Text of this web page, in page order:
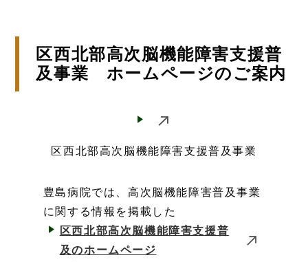
区西北部高次脳機能障害支援普
及事業 ホームページのご案内
区西北部高次脳機能障害支援普及事業
豊島病院では、高次脳機能障害普及事業
に関する情報を掲載した
区西北部高次脳機能障害支援普
及のホームページ